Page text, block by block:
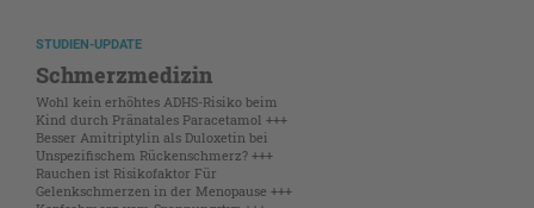
STUDIEN-UPDATE
Schmerzmedizin
Wohl kein erhöhtes ADHS-Risiko beim
Kind durch Pränatales Paracetamol +++
Besser Amitriptylin als Duloxetin bei
Unspezifischem Rückenschmerz? +++
Rauchen ist Risikofaktor Für
Gelenkschmerzen in der Menopause +++